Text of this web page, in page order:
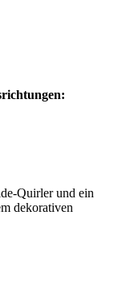
Quirler und ein
dekorativen